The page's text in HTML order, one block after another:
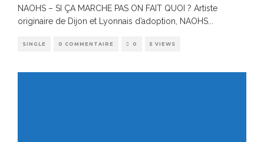
NAOHS – SI ÇA MARCHE PAS ON FAIT QUOI ? Artiste
originaire de Dijon et Lyonnais d’adoption, NAOHS
SINGLE 0 COMMENTAIRE 0 5 VIEWS